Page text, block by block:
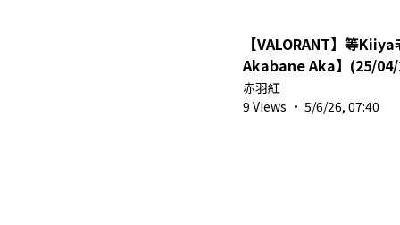
【VALORANT】等
Akabane Aka】(25/
赤羽紅
9 Views · 5/6/26, 07:40